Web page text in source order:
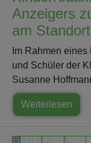
Anzeigers
am
Im Rahmen
und Schüler der
Susanne
Weiterlesen